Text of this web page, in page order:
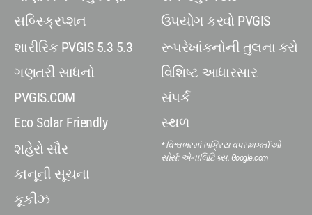
સબ્સ્ક્રિપ્શન
શારીરિક PVGIS 5.3 5.3
ગણતરી સાધનો
PVGIS.COM
Eco Solar Friendly
શહેરો સૌર
કાનૂની સૂચના
કૂકીઝ
ઉપયોગ કરવો PVGIS
રૂપરેખાંકનોની તુલના કરો
વિશિષ્ટ આધારસાર
સંપર્ક
સ્થળ
* વિશ્વભરમાં સક્રિય વપરાશકર્તાઓ
સોર્સ: એનાલિટિક્સ. Google.com